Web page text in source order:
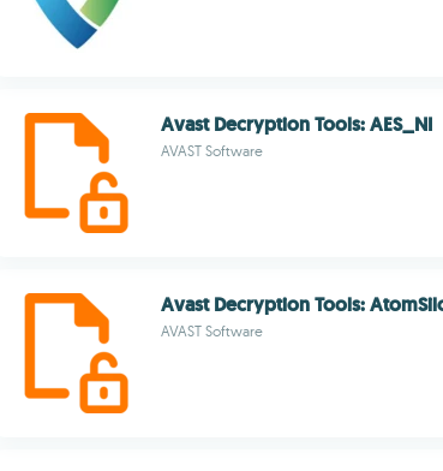
Avast Decryption Tools: AES_NI
AVAST Software
Avast Decryption Tools:
AVAST Software